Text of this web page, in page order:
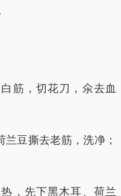
筋，切花刀，氽去血
豆撕去老筋，洗净；
，先下黑木耳、荷兰